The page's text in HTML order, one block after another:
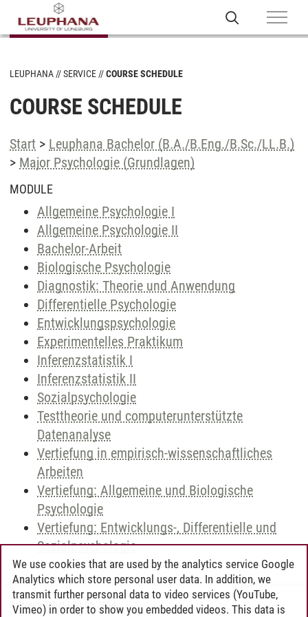
LEUPHANA SERVICE COURSE SCHEDULE
COURSE SCHEDULE
Start > Leuphana Bachelor (B.A./B.Eng./B.Sc./LL.B.)
> Major Psychologie (Grundlagen)
MODULE
Allgemeine Psychologie I
Allgemeine Psychologie II
Bachelor-Arbeit
Biologische Psychologie
Diagnostik: Theorie und Anwendung
Differentielle Psychologie
Entwicklungspsychologie
Experimentelles Praktikum
Inferenzstatistik I
Inferenzstatistik II
Sozialpsychologie
Testtheorie und computerunterstützte
Datenanalyse
Vertiefung in empirisch-wissenschaftliches
Arbeiten
Vertiefung: Allgemeine und Biologische
Psychologie
Vertiefung: Entwicklungs-, Differentielle und
Sozialpsychologie
Andreea Tribel 30.06.2024
We use cookies that are used by the analytics service Google
Analytics which store personal user data. In addition, we
transmit further personal data to video services (YouTube,
Vimeo) in order to show you embedded videos. This data is